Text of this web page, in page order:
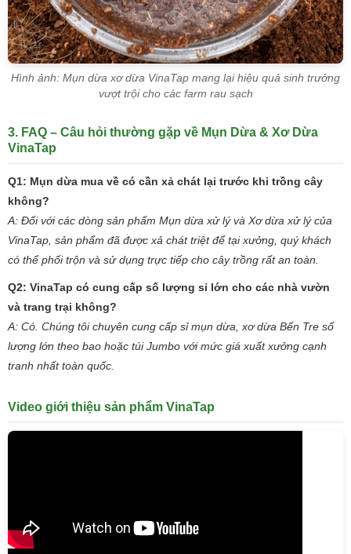
Hình ảnh: Mụn dừa xơ dừa VinaTap mang lại hiệu quả sinh trưởng
vượt trội cho các farm rau sạch
3. FAQ – Câu hỏi thường gặp về Mụn Dừa & Xơ Dừa
VinaTap
Q1: Mụn dừa mua về có cần xả chát lại trước khi trồng cây
không?
A: Đối với các dòng sản phẩm Mụn dừa xử lý và Xơ dừa xử lý của
VinaTap, sản phẩm đã được xả chát triệt để tại xưởng, quý khách
có thể phối trộn và sử dụng trực tiếp cho cây trồng rất an toàn.
Q2: VinaTap có cung cấp số lượng sỉ lớn cho các nhà vườn
và trang trại không?
A: Có. Chúng tôi chuyên cung cấp sỉ mụn dừa, xơ dừa Bến Tre số
lượng lớn theo bao hoặc túi Jumbo với mức giá xuất xưởng cạnh
tranh nhất toàn quốc.
Video giới thiệu sản phẩm VinaTap